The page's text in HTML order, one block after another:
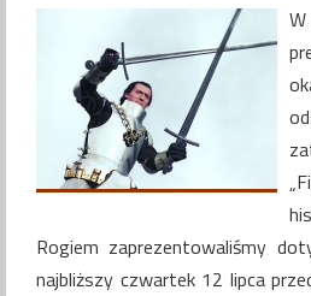
Rogiem zaprezentowaliśmy
najbliższy czwartek 12 lipca